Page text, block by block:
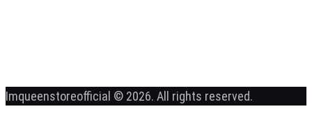
Imqueenstoreofficial © 2026. All rights reserved.